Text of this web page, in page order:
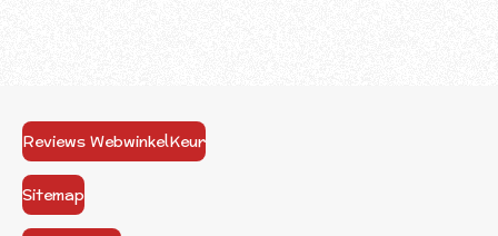
Reviews WebwinkelKeur
Sitemap